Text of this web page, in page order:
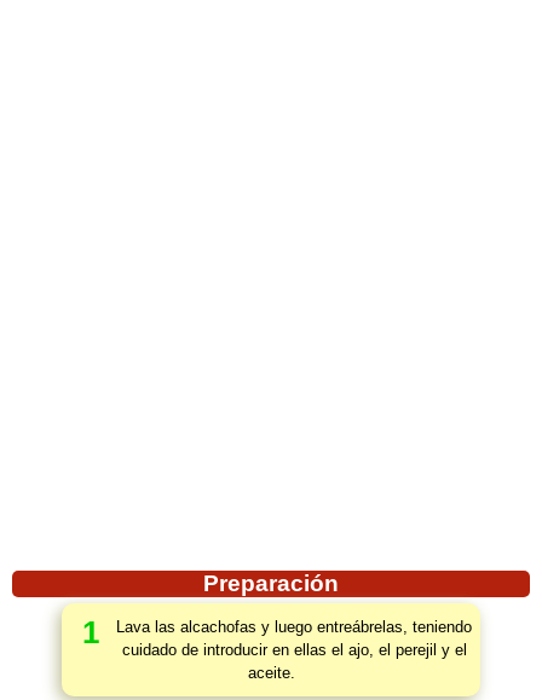
Preparación
1
Lava las alcachofas y luego entreábrelas, teniendo
cuidado de introducir en ellas el ajo, el perejil y el
aceite.